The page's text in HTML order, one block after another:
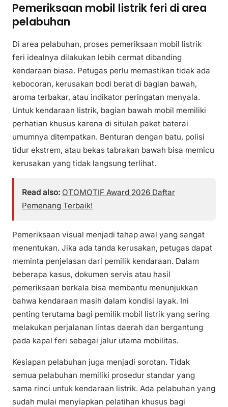
Pemeriksaan mobil listrik feri di area
pelabuhan
Di area pelabuhan, proses pemeriksaan mobil listrik
feri idealnya dilakukan lebih cermat dibanding
kendaraan biasa. Petugas perlu memastikan tidak ada
kebocoran, kerusakan bodi berat di bagian bawah,
aroma terbakar, atau indikator peringatan menyala.
Untuk kendaraan listrik, bagian bawah mobil memiliki
perhatian khusus karena di situlah paket baterai
umumnya ditempatkan. Benturan dengan batu, polisi
tidur ekstrem, atau bekas tabrakan bawah bisa memicu
kerusakan yang tidak langsung terlihat.
Read also: OTOMOTIF Award 2026 Daftar
Pemenang Terbaik!
Pemeriksaan visual menjadi tahap awal yang sangat
menentukan. Jika ada tanda kerusakan, petugas dapat
meminta penjelasan dari pemilik kendaraan. Dalam
beberapa kasus, dokumen servis atau hasil
pemeriksaan berkala bisa membantu menunjukkan
bahwa kendaraan masih dalam kondisi layak. Ini
penting terutama bagi pemilik mobil listrik yang sering
melakukan perjalanan lintas daerah dan bergantung
pada kapal feri sebagai jalur utama mobilitas.
Kesiapan pelabuhan juga menjadi sorotan. Tidak
semua pelabuhan memiliki prosedur standar yang
sama rinci untuk kendaraan listrik. Ada pelabuhan yang
sudah mulai menyiapkan pelatihan khusus bagi